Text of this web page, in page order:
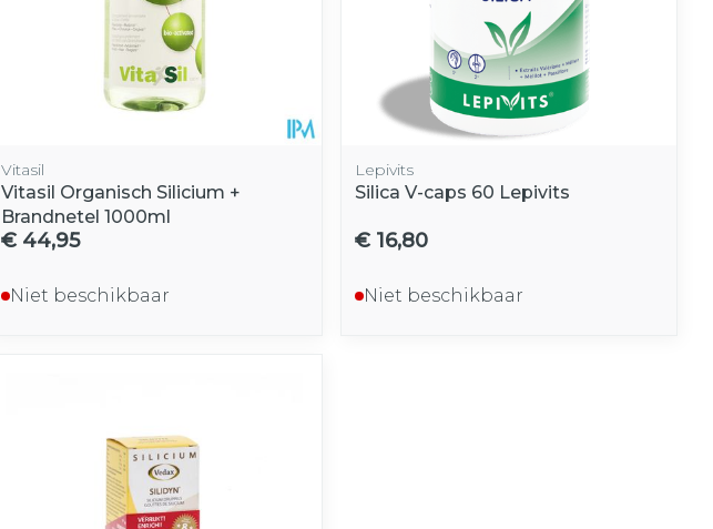
Vitasil
Vitasil Organisch Silicium +
Brandnetel 1000ml
€ 44,95
Niet beschikbaar
Lepivits
Silica V-caps 60 Lepivits
€ 16,80
Niet beschikbaar